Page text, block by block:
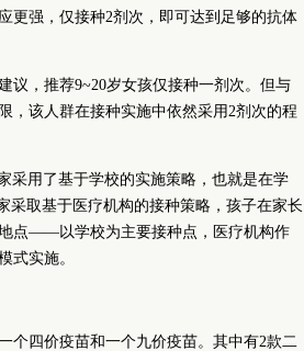
更强，仅接种2剂次，即可达到足够的抗体
议，推荐9~20岁女孩仅接种一剂次。但与
，该人群在接种实施中依然采用2剂次的程
采用了基于学校的实施策略，也就是在学
采取基于医疗机构的接种策略，孩子在家长
点——以学校为主要接种点，医疗机构作
式实施。
个四价疫苗和一个九价疫苗。其中有2款二